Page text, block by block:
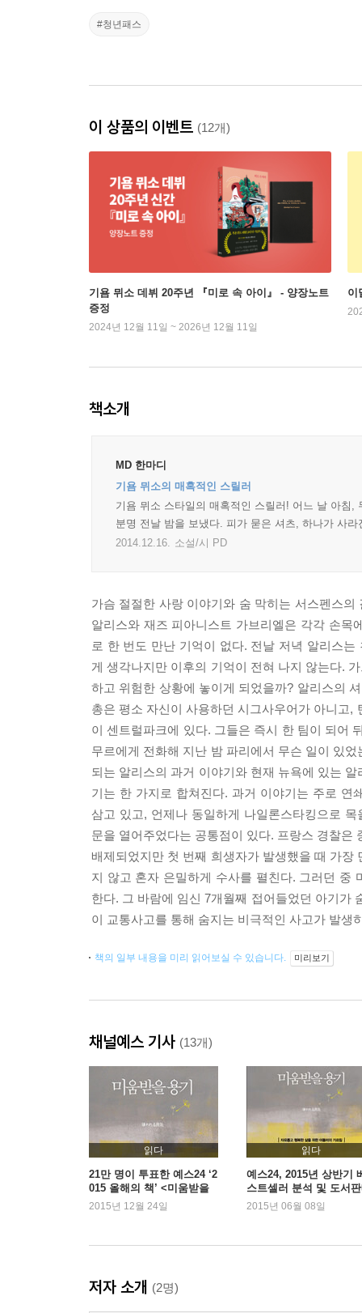
#청년패스
이 상품의 이벤트 (12개)
기욤 뮈소 데뷔 20주년 『미로 속 아이』 - 양장노트
증정
2024년 12월 11일 ~ 2026년 12월 11일
이
책소개
MD 한마디
기욤 뮈소의 매혹적인 스릴러
기욤 뮈소 스타일의 매혹적인 스릴러! 어느 날 아침
분명 전날 밤을 보냈다. 피가 묻은 셔츠, 하나가 사
2014.12.16. 소설/시 PD
가슴 절절한 사랑 이야기와 숨 막히는 서스펜스
알리스와 재즈 피아니스트 가브리엘은 각각 손
로 한 번도 만난 기억이 없다. 전날 저녁 알리스
게 생각나지만 이후의 기억이 전혀 나지 않는다.
하고 위험한 상황에 놓이게 되었을까? 알리스의
총은 평소 자신이 사용하던 시그사우어가 아니고
이 센트럴파크에 있다. 그들은 즉시 한 팀이 되어
무르에게 전화해 지난 밤 파리에서 무슨 일이 있
되는 알리스의 과거 이야기와 현재 뉴욕에 있는
기는 한 가지로 합쳐진다. 과거 이야기는 주로 연
삼고 있고, 언제나 동일하게 나일론스타킹으로
문을 열어주었다는 공통점이 있다. 프랑스 경찰
배제되었지만 첫 번째 희생자가 발생했을 때 가
지 않고 혼자 은밀하게 수사를 펼친다. 그러던 중
한다. 그 바람에 임신 7개월째 접어들었던 아기가
이 교통사고를 통해 숨지는 비극적인 사고가 발
책의 일부 내용을 미리 읽어보실 수 있습니다. 미리보기
채널예스 기사 (13개)
읽다
21만 명이 투표한 예스24 ‘2
015 올해의 책’ <미움받을
용기>
2015년 12월 24일
읽다
예스24, 2015년 상반기
스트셀러 분석 및 도서
동향 발표
2015년 06월 08일
저자 소개 (2명)